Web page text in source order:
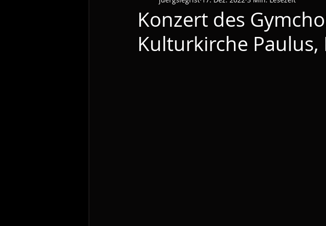
Konzert des
Kulturkirche Paulus,